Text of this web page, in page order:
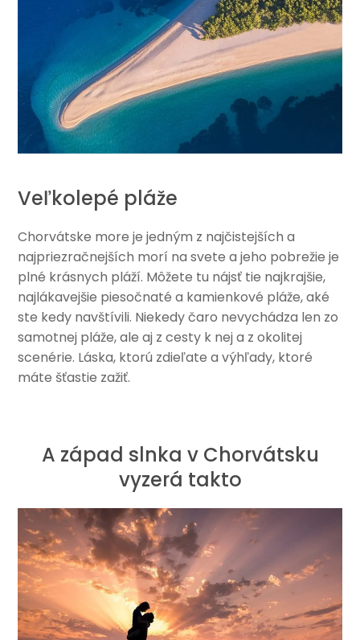
Veľkolepé pláže
Chorvátske more je jedným z najčistejších a
najpriezračnejších morí na svete a jeho pobrežie je
plné krásnych pláží. Môžete tu nájsť tie najkrajšie,
najlákavejšie piesočnaté a kamienkové pláže, aké
ste kedy navštívili. Niekedy čaro nevychádza len zo
samotnej pláže, ale aj z cesty k nej a z okolitej
scenérie. Láska, ktorú zdieľate a výhľady, ktoré
máte šťastie zažiť.
A západ slnka v Chorvátsku
vyzerá takto